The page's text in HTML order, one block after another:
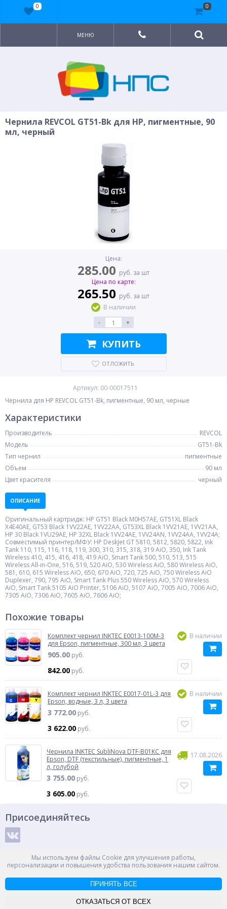
МЕНЮ
Чернила REVCOL GT51-Bk для HP, пигментные, 90
мл, черный
Цена:
285.00 руб. за шт
Цена по карте:
265.50 руб. за шт
В наличии
-
+
КУПИТЬ
ОТЛОЖИТЬ
Артикул: 00-00017511
Чернила для HP REVCOL GT51-Bk, пигментные, 90 мл, черные
Характеристики
Производитель
REVCOL
Модель
GT51-Bk
Тип чернил
пигментные
Объем
90 мл
Цвет красителя
черный
ОПИСАНИЕ
Оригинальный картридж: HP GT51 Black M0H57AE, GT51XL Black
X4E40AE, GT53 Black 1VV22AE, 1VV22AA, GT53XL Black 1VV21AE, 1VV21AA,
HP 30 Black 1VU29AE, HP 32XL Black 1VV24AE, 1VV24AN, 1VV24AA, 1VV24A;
Совместимый принтер/МФУ: HP DeskJet GT 5810, 5812, 5820, 5822, Ink
Tank 110, 115, 116, 118, 119, 300, 310, 315, 318, 319 AiO, 350, Ink Tank
Wireless 410, 415, 416, 418, 419 AiO, Smart Tank 500, 510, 513, 515
Wireless All-in-One, 516, 519, 520 AiO, 530 Wireless AiO, 580 Wireless AiO,
581, 610, 615 Wireless AiO, 650, 670 AiO, 720, 725 AiO, 750 Wireless AiO
Duplexer, 790, 795 AiO, Smart Tank Plus 550 Wireless AiO, 570 Wireless
AiO, Smart Tank 5105 AiO Printer, 5106 AiO, 5107 AiO, 7005 AiO, 7006 AiO,
7305 AiO, 7306 AiO, 7605 AiO, 7606 AiO;
Похожие товары
Комплект чернил INKTEC E0013-100M-3
для Epson, пигментные, 300 мл, 3 цвета
905.00 руб.
842.00 руб.
В наличии
Комплект чернил INKTEC E0017-01L-3 для
Epson, водные, 3 л, 3 цвета
3 772.00 руб.
3 622.00 руб.
В наличии
Чернила INKTEC SubliNova DTF-B01KC для
Epson, DTF (текстильные), пигментные, 1
л, голубой
3 755.00 руб.
3 605.00 руб.
17.08.2026
Мы используем файлы Cookie для улучшения работы,
персонализации и повышения удобства пользования нашим сайтом.
ПРИНЯТЬ ВСЕ
ОТКАЗАТЬСЯ ОТ ВСЕХ
Присоединяйтесь
Способы оплаты
Россия, Великий Новгород, пр. Александра Корсунова 14А
0 0